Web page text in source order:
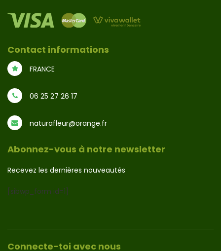
Contact informations
FRANCE
06 25 27 26 17
naturafleur@orange.fr
Abonnez-vous à notre newsletter
Recevez les dernières nouveautés
[sibwp_form id=1]
Connecte-toi avec nous